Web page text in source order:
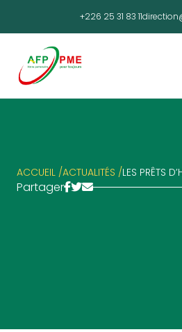
+226 25 31 83 11
ACCUEIL /ACTUALITÉS /LES PRÊTS
Partager